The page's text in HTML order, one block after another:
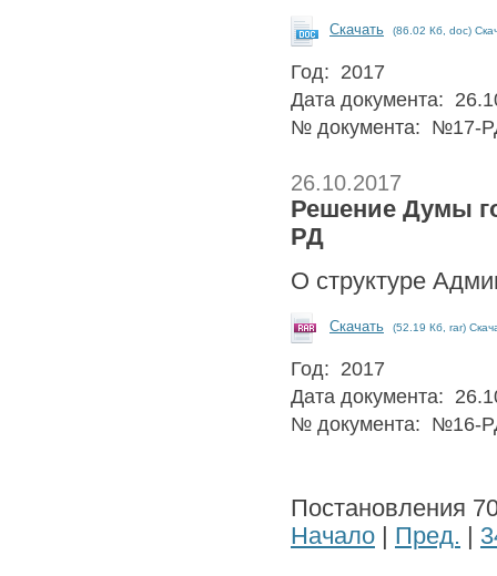
Скачать (86.02 Кб, doc)
Год: 2017
Дата документа:
№ документа: №17-
26.10.2017
Решение Думы
РД
О структуре
Скачать (52.19 Кб, rar)
Год: 2017
Дата документа:
№ документа: №16-
Постановления
Начало
Пред.